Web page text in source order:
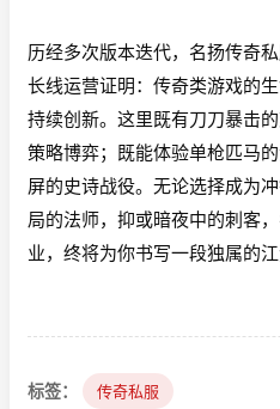
历经多次版本迭代，名扬传奇
长线运营证明：传奇类游戏的
持续创新。这里既有刀刀暴击
策略博弈；既能体验单枪匹马
屏的史诗战役。无论选择成为
局的法师，抑或暗夜中的刺客
业，终将为你书写一段独属的江
标签： 传奇私服